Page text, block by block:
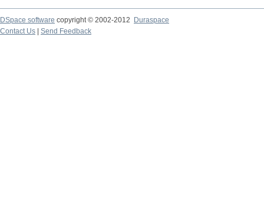
DSpace software copyright © 2002-2012
Duraspace
Contact Us
Send Feedback